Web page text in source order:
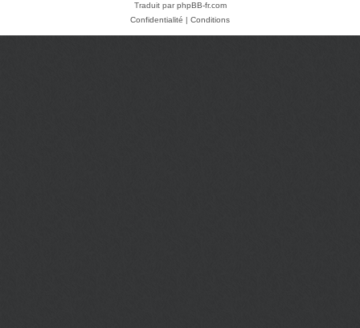
Traduit parphpBB-fr.com
Confidentialité | Conditions